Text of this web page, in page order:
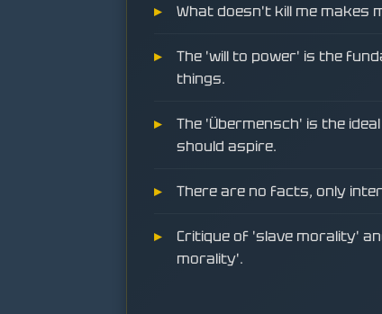
What doesn't kill me makes
The 'will to power' is the
things.
The 'Übermensch' is the
should aspire.
There are no facts, only
Critique of 'slave morality'
morality'.